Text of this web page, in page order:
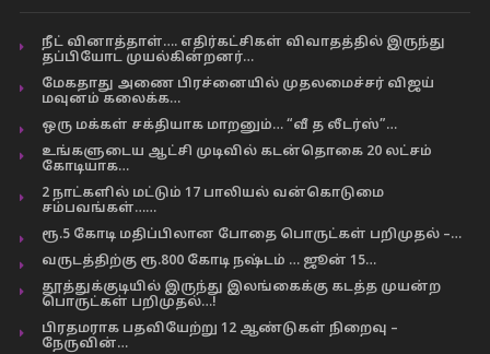
நீட் வினாத்தாள்…. எதிர்கட்சிகள் விவாதத்தில் இருந்து
தப்பியோட முயல்கின்றனர்…
மேகதாது அணை பிரச்னையில் முதலமைச்சர் விஜய்
மவுனம் கலைக்க…
ஒரு மக்கள் சக்தியாக மாறனும்… “வீ த லீடர்ஸ்”…
உங்களுடைய ஆட்சி முடிவில் கடன்தொகை 20 லட்சம்
கோடியாக…
2 நாட்களில் மட்டும் 17 பாலியல் வன்கொடுமை
சம்பவங்கள்……
ரூ.5 கோடி மதிப்பிலான போதை பொருட்கள் பறிமுதல் –…
வருடத்திற்கு ரூ.800 கோடி நஷ்டம் … ஜூன் 15…
தூத்துக்குடியில் இருந்து இலங்கைக்கு கடத்த முயன்ற
பொருட்கள் பறிமுதல்…!
பிரதமராக பதவியேற்று 12 ஆண்டுகள் நிறைவு –
நேருவின்…